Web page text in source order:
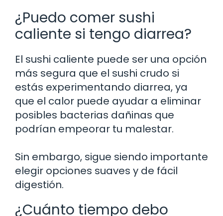
¿Puedo comer sushi
caliente si tengo diarrea?
El sushi caliente puede ser una opción
más segura que el sushi crudo si
estás experimentando diarrea, ya
que el calor puede ayudar a eliminar
posibles bacterias dañinas que
podrían empeorar tu malestar.
Sin embargo, sigue siendo importante
elegir opciones suaves y de fácil
digestión.
¿Cuánto tiempo debo